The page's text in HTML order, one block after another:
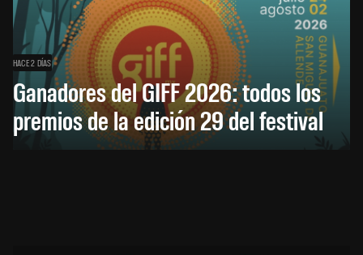
HACE 2 DÍAS
Ganadores del GIFF 2026: todos los
premios de la edición 29 del festival